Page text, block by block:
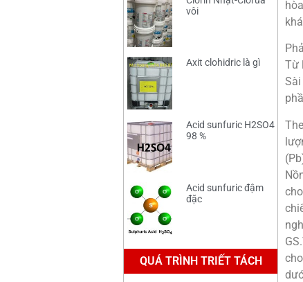
vôi
Axit clohidric là gì
Acid sunfuric H2SO4
98 %
Acid sunfuric đậm
đặc
QUÁ TRÌNH TRIẾT TÁCH
Từ